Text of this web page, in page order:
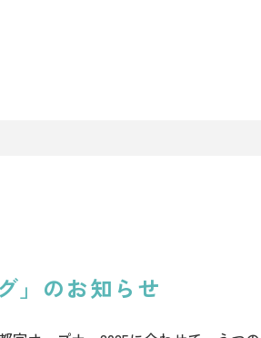
」のお知らせ